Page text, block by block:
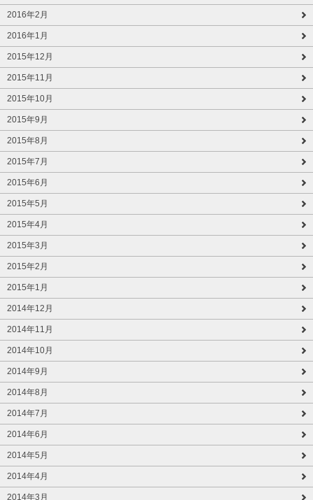
2016年2月
2016年1月
2015年12月
2015年11月
2015年10月
2015年9月
2015年8月
2015年7月
2015年6月
2015年5月
2015年4月
2015年3月
2015年2月
2015年1月
2014年12月
2014年11月
2014年10月
2014年9月
2014年8月
2014年7月
2014年6月
2014年5月
2014年4月
2014年3月